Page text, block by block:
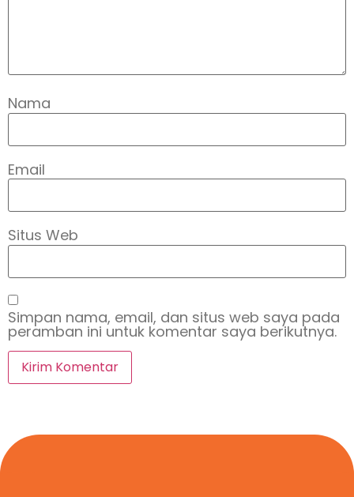
Nama
Email
Situs Web
Simpan nama, email, dan situs web saya pada
peramban ini untuk komentar saya berikutnya.